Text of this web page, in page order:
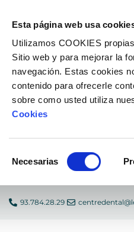
Esta página web usa
Utilizamos COOKIES
Sitio web y para mejorar la
navegación. Estas cookies
contenido para ofrecerle
sobre como usted utiliza
Cookies
de
Necesarias
93.784.28.29